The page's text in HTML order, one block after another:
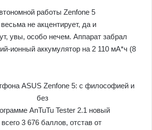
работы Zenfone 5
не акцентирует, да и
увы, особо нечем. Аппарат забрал
ионный аккумулятор на 2 110 мА*ч (8
AnTuTu Tester 2.1 новый
3 676 баллов, отстав от